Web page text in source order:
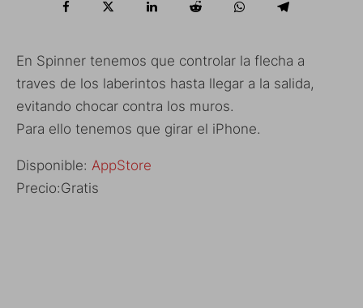
En Spinner tenemos que controlar la flecha a
traves de los laberintos hasta llegar a la salida,
evitando chocar contra los muros.
Para ello tenemos que girar el iPhone.
Disponible: AppStore
Precio:Gratis